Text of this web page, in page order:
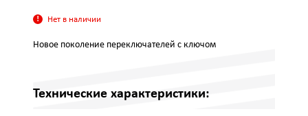
Нет в наличии
Новое поколение переключателей с ключом
Технические характеристики: